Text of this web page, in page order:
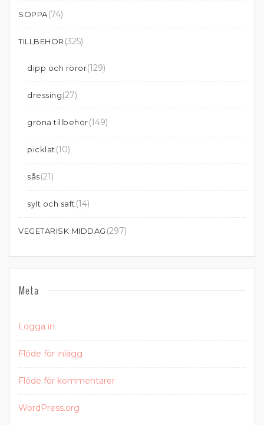
SOPPA(74)
TILLBEHÖR (325)
dipp och röror(129)
dressing(27)
gröna tillbehör(149)
picklat (10)
sås(21)
sylt och saft (14)
VEGETARISK MIDDAG (297)
Meta
Logga in
Flöde för inlägg
Flöde för kommentarer
WordPress.org